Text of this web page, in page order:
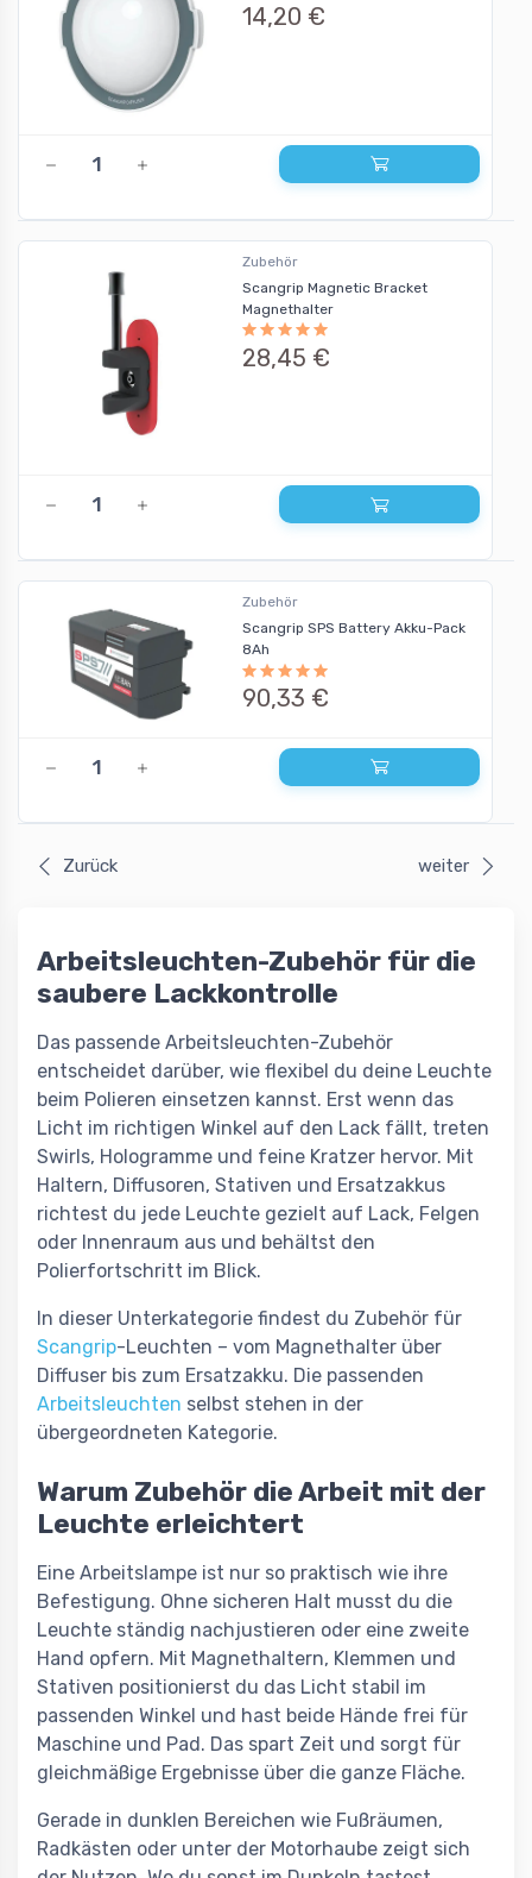
14,20 €
Zubehör
Scangrip Magnetic Bracket
Magnethalter
28,45 €
Zubehör
Scangrip SPS Battery Akku-Pack
8Ah
90,33 €
Zurück weiter
Arbeitsleuchten-Zubehör für die
saubere Lackkontrolle
Das passende Arbeitsleuchten-Zubehör
entscheidet darüber, wie flexibel du deine Leuchte
beim Polieren einsetzen kannst. Erst wenn das
Licht im richtigen Winkel auf den Lack fällt, treten
Swirls, Hologramme und feine Kratzer hervor. Mit
Haltern, Diffusoren, Stativen und Ersatzakkus
richtest du jede Leuchte gezielt auf Lack, Felgen
oder Innenraum aus und behältst den
Polierfortschritt im Blick.
In dieser Unterkategorie findest du Zubehör für
Scangrip-Leuchten – vom Magnethalter über
Diffuser bis zum Ersatzakku. Die passenden
Arbeitsleuchten selbst stehen in der
übergeordneten Kategorie.
Warum Zubehör die Arbeit mit der
Leuchte erleichtert
Eine Arbeitslampe ist nur so praktisch wie ihre
Befestigung. Ohne sicheren Halt musst du die
Leuchte ständig nachjustieren oder eine zweite
Hand opfern. Mit Magnethaltern, Klemmen und
Stativen positionierst du das Licht stabil im
passenden Winkel und hast beide Hände frei für
Maschine und Pad. Das spart Zeit und sorgt für
gleichmäßige Ergebnisse über die ganze Fläche.
Gerade in dunklen Bereichen wie Fußräumen,
Radkästen oder unter der Motorhaube zeigt sich